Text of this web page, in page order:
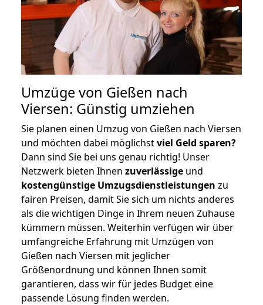
Umzüge von Gießen nach
Viersen: Günstig umziehen
Sie planen einen Umzug von Gießen nach Viersen
und möchten dabei möglichstviel Geld sparen?
Dann sind Sie bei uns genau richtig! Unser
Netzwerk bieten Ihnen zuverlässige und
kostengünstige Umzugsdienstleistungen zu
fairen Preisen, damit Sie sich um nichts anderes
als die wichtigen Dinge in Ihrem neuen Zuhause
kümmern müssen. Weiterhin verfügen wir über
umfangreiche Erfahrung mit Umzügen von
Gießen nach Viersen mit jeglicher
Größenordnung und können Ihnen somit
garantieren, dass wir für jedes Budget eine
passende Lösung finden werden.